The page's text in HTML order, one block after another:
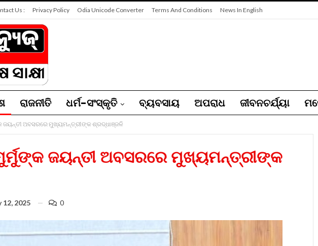
Us : Privacy Policy Odia Unicode Converter Terms And Conditions News In English
ରାଜନୀତି ଧର୍ମ-ସଂସ୍କୃତି ବ୍ୟବସାୟ ଅପରାଧ ଜୀବନଚର୍ଯ୍ୟା
ଜୟନ୍ତୀ ଅବସରରେ ମୁଖ୍ୟମନ୍ତ୍ରୀଙ୍କ ଶ୍ରଦ୍ଧାଞ୍ଜଳି
ଜୟନ୍ତୀ ଅବସରରେ ମୁଖ୍ୟମନ୍ତ୍ରୀଙ୍କ
12, 2025 0